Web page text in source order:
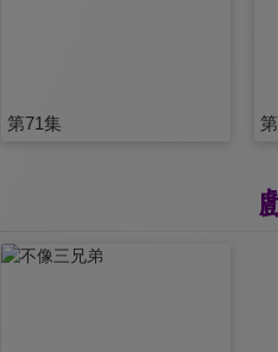
第71集